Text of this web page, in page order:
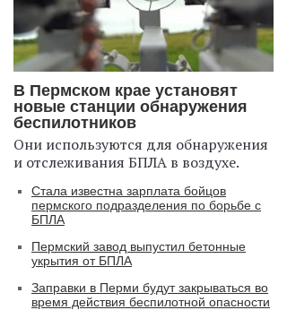
В Пермском крае установят
новые станции обнаружения
беспилотников
Они используются для обнаружения
и отслеживания БПЛА в воздухе.
Стала известна зарплата бойцов
пермского подразделения по борьбе с
БПЛА
Пермский завод выпустил бетонные
укрытия от БПЛА
Заправки в Перми будут закрываться во
время действия беспилотной опасности